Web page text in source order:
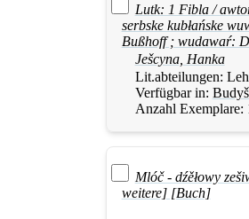
Lutk: 1 Fibla /
serbske kubłańske
Bußhoff ; wudawaŕ:
Ješcyna, Hanka
Lit.abteilungen:
Verfügbar in:
Anzahl Exemplare:
Mlóč - dźěłowy
weitere] [Buch]